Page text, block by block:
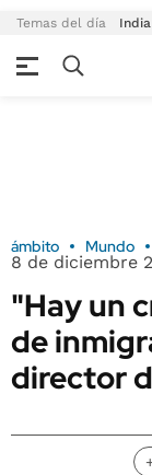
Temas del día India
ámbito Mundo
8 de diciembre
"Hay un
de
director